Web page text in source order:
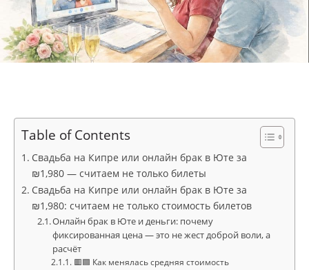
Table of Contents
Свадьба на Кипре или онлайн брак в Юте за
₪1,980 — считаем не только билеты
Свадьба на Кипре или онлайн брак в Юте за
₪1,980: считаем не только стоимость билетов
Онлайн брак в Юте и деньги: почему
фиксированная цена — это не жест доброй воли, а
расчёт
🟥🟦 Как менялась средняя стоимость